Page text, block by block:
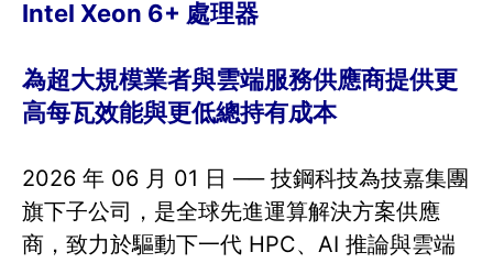
Intel Xeon 6+ 處理器
為超大規模業者與雲端服務供應商提供更
高每瓦效能與更低總持有成本
2026 年 06 月 01 日 ── 技鋼科技為技嘉集團
旗下子公司，是全球先進運算解決方案供應
商，致力於驅動下一代 HPC、AI 推論與雲端